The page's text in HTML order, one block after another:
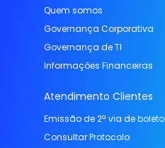
Quem somos
Governança Corporativa
Governança de TI
Informações Financeiras
Atendimento Clientes
Emissão de 2ª via de boleto
Consultar Protocolo